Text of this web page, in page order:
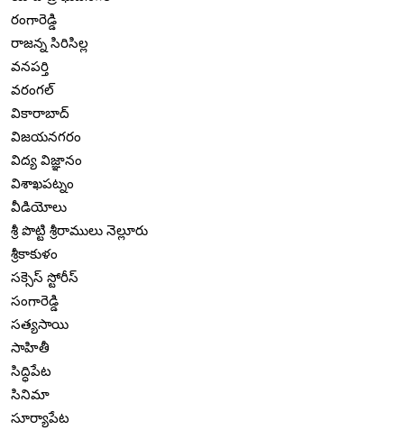
రంగారెడ్డి
రాజన్న సిరిసిల్ల
వనపర్తి
వరంగల్
వికారాబాద్
విజయనగరం
విద్య విజ్ఞానం
విశాఖపట్నం
వీడియోలు
శ్రీ పొట్టి శ్రీరాములు నెల్లూరు
శ్రీకాకుళం
సక్సెస్ స్టోరీస్
సంగారెడ్డి
సత్యసాయి
సాహితీ
సిద్ధిపేట
సినిమా
సూర్యాపేట